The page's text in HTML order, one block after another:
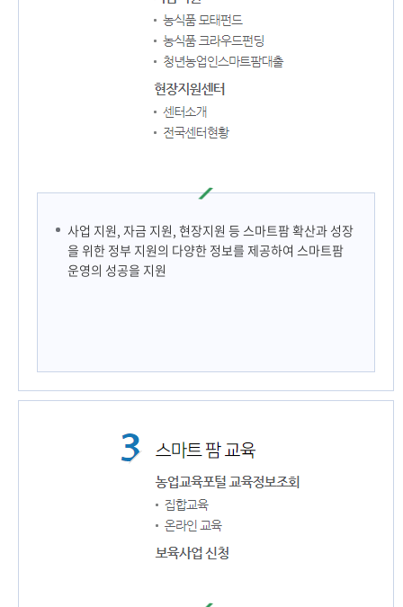
사업 지원, 자금 지원, 현장지원 등 스마트팜 확산과 성장
을 위한 정부 지원의 다양한 정보를 제공하여 스마트팜
운영의 성공을 지원